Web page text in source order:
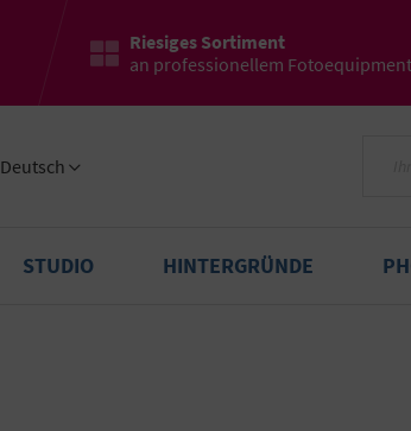
Riesiges Sortiment
an professionellem Fotoequipment
Deutsch
STUDIO HINTERGRÜNDE